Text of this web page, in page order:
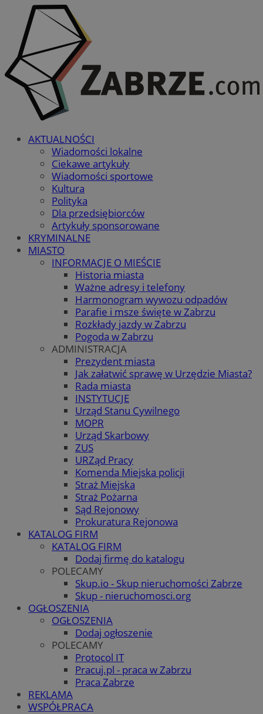
AKTUALNOŚCI
Wiadomości lokalne
Ciekawe artykuły
Wiadomości sportowe
Kultura
Polityka
Dla przedsiębiorców
Artykuły sponsorowane
KRYMINALNE
MIASTO
INFORMACJE O MIEŚCIE
Historia miasta
Ważne adresy i telefony
Harmonogram wywozu odpadów
Parafie i msze święte w Zabrzu
Rozkłady jazdy w Zabrzu
Pogoda w Zabrzu
ADMINISTRACJA
Prezydent miasta
Jak załatwić sprawę w Urzędzie Miasta?
Rada miasta
INSTYTUCJE
Urząd Stanu Cywilnego
MOPR
Urząd Skarbowy
ZUS
URZąd Pracy
Komenda Miejska policji
Straż Miejska
Straż Pożarna
Sąd Rejonowy
Prokuratura Rejonowa
KATALOG FIRM
KATALOG FIRM
Dodaj firmę do katalogu
POLECAMY
Skup.io - Skup nieruchomości Zabrze
Skup - nieruchomosci.org
OGŁOSZENIA
OGŁOSZENIA
Dodaj ogłoszenie
POLECAMY
Protocol IT
Pracuj.pl - praca w Zabrzu
Praca Zabrze
REKLAMA
WSPÓŁPRACA